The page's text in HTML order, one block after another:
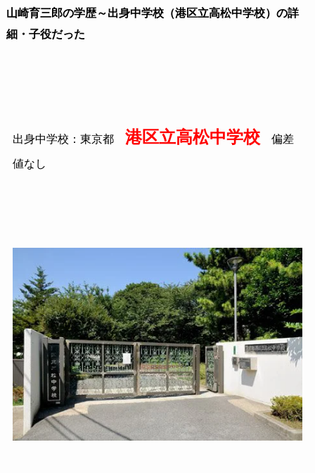
山崎育三郎の学歴～出身中学校（港区立高松中学校）の詳
細・子役だった
出身中学校：東京都 港区立高松中学校偏差
値なし